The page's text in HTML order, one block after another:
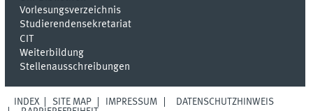
Vor­le­sungs­ver­zeich­nis
Stu­die­ren­den­se­kre­ta­ri­at
CIT
Weiterbildung
Stellenausschreibungen
INDEX SITE MAP IMPRESSUM
DATENSCHUTZHINWEIS